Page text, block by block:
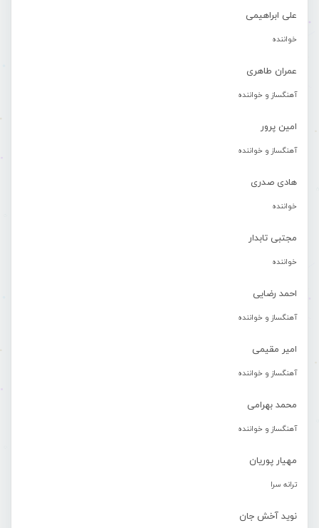
علی ابراهیمی
خواننده
عمران طاهری
آهنگساز و خواننده
امین پرور
آهنگساز و خواننده
هادی صدری
خواننده
مجتبی تابدار
خواننده
احمد رضایی
آهنگساز و خواننده
امیر مقیمی
آهنگساز و خواننده
محمد بهرامی
آهنگساز و خواننده
مهیار پوریان
ترانه سرا
نوید آخش جان